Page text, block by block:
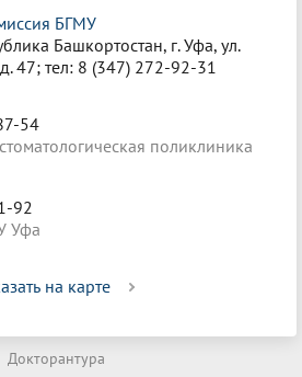
БГМУ
Башкортостан, г. Уфа, ул.
47; тел: 8 (347) 272-92-31
54
поликлиника
92
Уфа
на карте
Докторантура